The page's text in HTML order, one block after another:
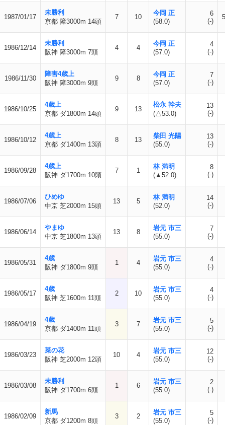
1987/01/17
未勝利
京都 障3000m 14頭
7 10
今岡 正
(58.0)
6
(-)
1986/12/14
未勝利
阪神 障3000m 7頭
4 4
今岡 正
(57.0)
4
(-)
1986/11/30
障害4歳上
阪神 障3000m 9頭
9 8
今岡 正
(57.0)
7
(-)
1986/10/25
4歳上
京都 ダ1800m 14頭
9 13
松永 幹夫
(△53.0)
13
(-)
1986/10/12
4歳上
京都 ダ1400m 13頭
8 13
柴田 光陽
(55.0)
13
(-)
1986/09/28
4歳上
阪神 ダ1700m 10頭
7 1
林 満明
(▲52.0)
8
(-)
1986/07/06
ひめゆ
中京 芝2000m 15頭
13 5
林 満明
(52.0)
14
(-)
1986/06/14
やまゆ
中京 芝1800m 13頭
13 8
岩元 市三
(55.0)
7
(-)
1986/05/31
4歳
阪神 ダ1800m 9頭
1 4
岩元 市三
(55.0)
4
(-)
1986/05/17
4歳
阪神 芝1600m 11頭
2 10
岩元 市三
(55.0)
4
(-)
1986/04/19
4歳
京都 ダ1400m 11頭
3 7
岩元 市三
(55.0)
5
(-)
1986/03/23
菜の花
阪神 芝2000m 12頭
10 4
岩元 市三
(55.0)
12
(-)
1986/03/08
未勝利
阪神 ダ1700m 6頭
1 6
岩元 市三
(55.0)
2
(-)
1986/02/09
新馬
京都 ダ1200m 8頭
3 2
岩元 市三
(55.0)
5
(-)